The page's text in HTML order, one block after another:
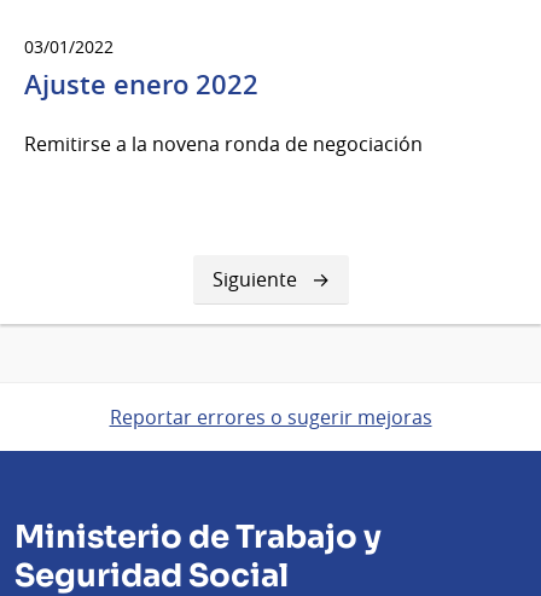
03/01/2022
Ajuste enero 2022
Remitirse a la novena ronda de negociación
Siguiente
página
Siguiente
Reportar errores o sugerir mejoras
Ministerio de Trabajo y
Seguridad Social